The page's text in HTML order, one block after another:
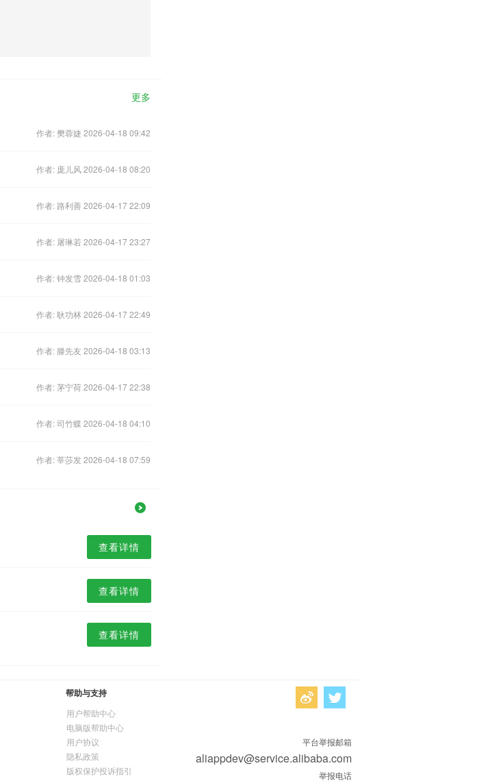
更多
作者: 樊蓉婕 2026-04-18 09:42
作者: 庞儿风 2026-04-18 08:20
作者: 路利善 2026-04-17 22:09
作者: 屠琳若 2026-04-17 23:27
作者: 钟发雪 2026-04-18 01:03
作者: 耿功林 2026-04-17 22:49
作者: 滕先友 2026-04-18 03:13
作者: 茅宁荷 2026-04-17 22:38
作者: 司竹蝶 2026-04-18 04:10
作者: 莘莎发 2026-04-18 07:59
查看详情
查看详情
查看详情
帮助与支持
用户帮助中心
电脑版帮助中心
用户协议
隐私政策
版权保护投诉指引
平台举报邮箱
aliappdev@service.alibaba.com
举报电话